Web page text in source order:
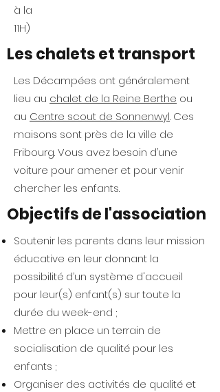
à la
11H)
Les chalets et transport
Les Décampées ont généralement
lieu au chalet de la Reine Berthe ou
au Centre scout de Sonnenwyl. Ces
maisons sont près de la ville de
Fribourg. Vous avez besoin d’une
voiture pour amener et pour venir
chercher les enfants.
Objectifs de l'association
Soutenir les parents dans leur mission
éducative en leur donnant la
possibilité d’un système d'accueil
pour leur(s) enfant(s) sur toute la
durée du week-end ;
Mettre en place un terrain de
socialisation de qualité pour les
enfants ;
Organiser des activités de qualité et